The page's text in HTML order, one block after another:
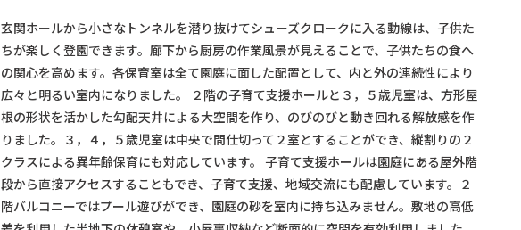
玄関ホールから小さなトンネルを潜り抜けてシューズクロークに入る動線は、子供た
ちが楽しく登園できます。廊下から厨房の作業風景が見えることで、子供たちの食へ
の関心を高めます。各保育室は全て園庭に面した配置として、内と外の連続性により
広々と明るい室内になりました。 ２階の子育て支援ホールと３，５歳児室は、方形屋
根の形状を活かした勾配天井による大空間を作り、のびのびと動き回れる解放感を作
りました。３，４，５歳児室は中央で間仕切って２室とすることができ、縦割りの２
クラスによる異年齢保育にも対応しています。 子育て支援ホールは園庭にある屋外階
段から直接アクセスすることもでき、子育て支援、地域交流にも配慮しています。２
階バルコニーではプール遊びができ、園庭の砂を室内に持ち込みません。敷地の高低